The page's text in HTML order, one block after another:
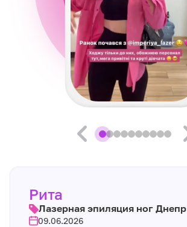
Рита
Лазерная эпиляция ног Днепр
09.06.2026